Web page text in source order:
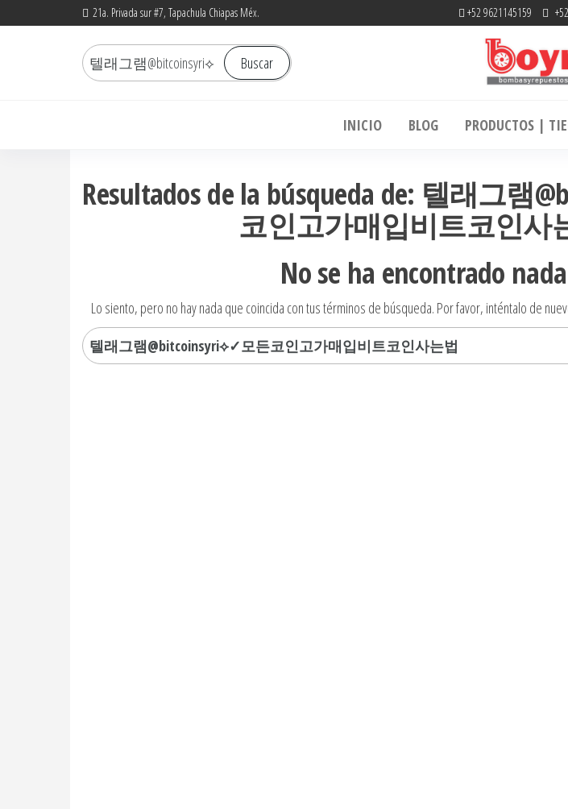
21a. Privada sur #7, Tapachula Chiapas Méx. +52 9621145159
Buscar
por:
Buscar
INICIO BLOG PRODUCTOS |
Resultados de la búsqueda de: 텔래그램
코인고가매입비트코인사
No se ha encontrado nada
Lo siento, pero no hay nada que coincida con tus términos de búsqueda. Por favor, inténtalo de
Buscar: